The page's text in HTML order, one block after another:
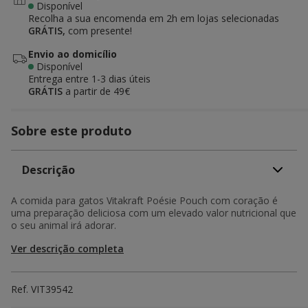
Disponível
Recolha a sua encomenda em 2h em lojas selecionadas
GRÁTIS, com presente!
Envio ao domicílio
Disponível
Entrega entre 1-3 dias úteis
GRÁTIS a partir de 49€
Sobre este produto
Descrição
A comida para gatos Vitakraft Poésie Pouch com coração é
uma preparação deliciosa com um elevado valor nutricional que
o seu animal irá adorar.
Ver descrição completa
Ref. VIT39542